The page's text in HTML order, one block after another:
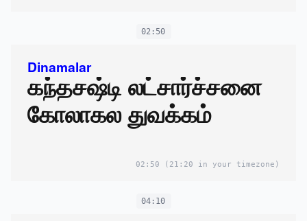
02:50
Dinamalar
கந்தசஷ்டி லட்சார்ச்சனை
கோலாகல துவக்கம்
02:50 (21:20 in your timezone)
04:10